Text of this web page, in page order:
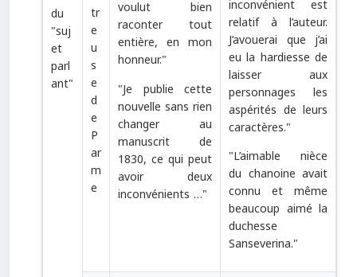
du
"suj
et
parl
ant"
tr
e
u
s
e
d
e
P
ar
m
e
voulut bien
raconter tout
entière, en mon
honneur."
"Je publie cette
nouvelle sans rien
changer au
manuscrit de
1830, ce qui peut
avoir deux
inconvénients …"
inconvénient est
relatif à l’auteur.
J’avouerai que j’ai
eu la hardiesse de
laisser aux
personnages les
aspérités de leurs
caractères."
"L’aimable nièce
du chanoine avait
connu et même
beaucoup aimé la
duchesse
Sanseverina."